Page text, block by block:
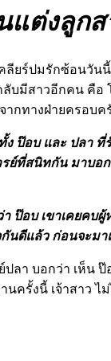
แต่งลูกส
ลียร์ปมรักซ้อนวัน
บมีสาวอีกคน คือ
กทางฝ่ายครอบค
ง ป๊อบ และ ปลา
ย์ที่สนิทกัน มาบอ
า ป๊อบ เขาเคยคบผู้
นดีแล้ว ก่อนจะม
ลา บอกว่า เห็น
ครั้งนี้ เจ้าสาว ไ